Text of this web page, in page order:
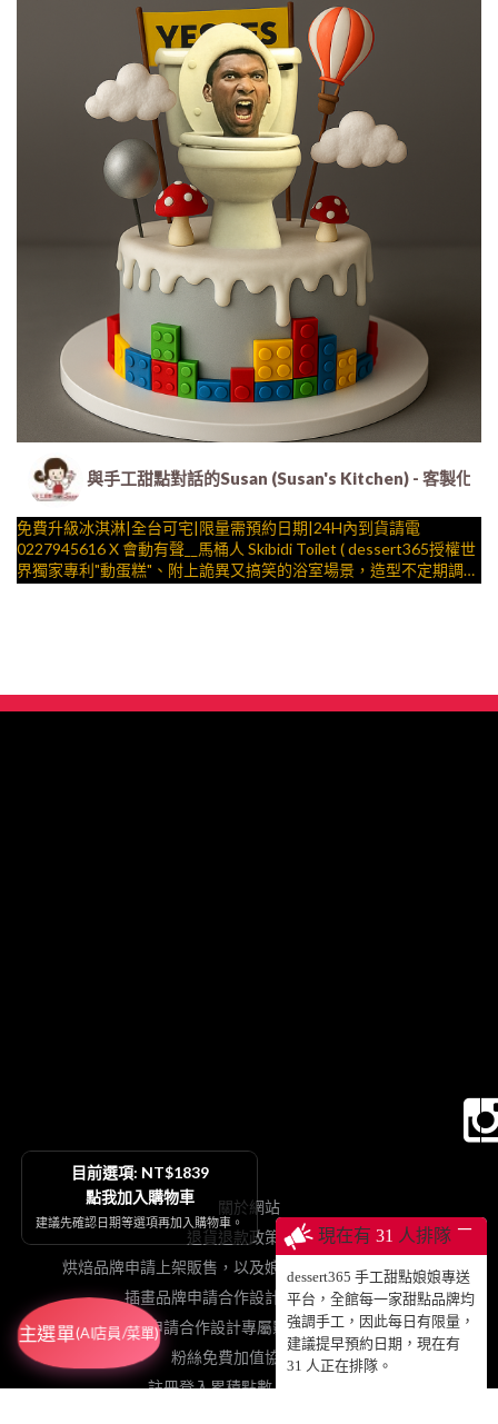
與手工甜點對話的Susan (Susan's Kitchen) - 客製化
免費升級冰淇淋|全台可宅|限量需預約日期|24H內到貨請電
0227945616 X 會動有聲__馬桶人 Skibidi Toilet ( dessert365授權世
界獨家專利"動蛋糕"、附上詭異又搞笑的浴室場景，造型不定期調
現在有 31 人排隊 ─
dessert365 手工甜點娘娘專送
平台，全館每一家甜點品牌均
強調手工，因此每日有限量，
建議提早預約日期，現在有
31 人正在排隊。
關於網站
退貨退款政策契約
烘焙品牌申請上架販售，以及娘娘專送、動蛋糕授權等
插畫品牌申請合作設計手工甜點販售
網紅申請合作設計專屬影片動蛋糕販售
粉絲免費加值協力網站
註冊登入累積點數、查詢訂單
目前選項: NT$1839
點我加入購物車
建議先確認日期等選項再加入購物車。
主選單(AI店員/菜單)